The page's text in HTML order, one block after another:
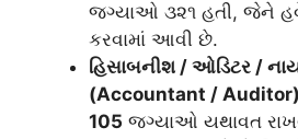
જગ્યાઓ ૩૨૧ હતી, જેને હવે
કરવામાં આવી છે.
હિસાબનીશ / ઓડિટર /
(Accountant /
105 જગ્યાઓ યથાવત